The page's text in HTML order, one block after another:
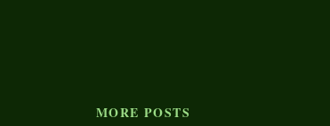
MORE POSTS